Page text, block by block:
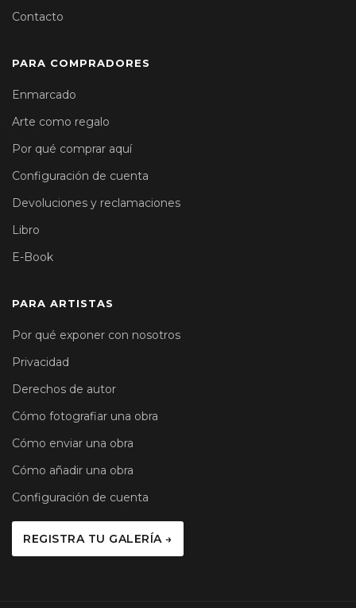
Contacto
PARA COMPRADORES
Enmarcado
Arte como regalo
Por qué comprar aquí
Configuración de cuenta
Devoluciones y reclamaciones
Libro
E-Book
PARA ARTISTAS
Por qué exponer con nosotros
Privacidad
Derechos de autor
Cómo fotografiar una obra
Cómo enviar una obra
Cómo añadir una obra
Configuración de cuenta
REGISTRA TU GALERÍA →